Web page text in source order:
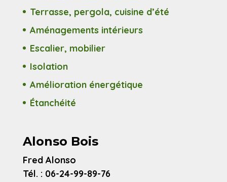
Terrasse, pergola, cuisine d’été
Aménagements intérieurs
Escalier, mobilier
Isolation
Amélioration énergétique
Étanchéité
Alonso Bois
Fred Alonso
Tél. : 06-24-99-89-76